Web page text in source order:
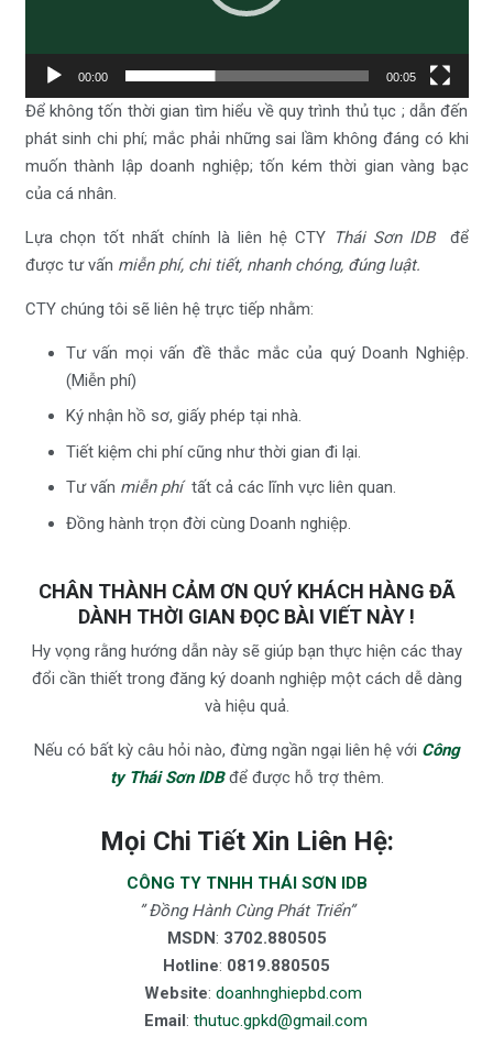
00:00 00:05
Để không tốn thời gian tìm hiểu về quy trình thủ tục ; dẫn đến
phát sinh chi phí; mắc phải những sai lầm không đáng có khi
muốn thành lập doanh nghiệp; tốn kém thời gian vàng bạc
của cá nhân.
Lựa chọn tốt nhất chính là liên hệ CTY Thái Sơn IDBđể
được tư vấn miễn phí, chi tiết, nhanh chóng, đúng luật.
CTY chúng tôi sẽ liên hệ trực tiếp nhằm:
Tư vấn mọi vấn đề thắc mắc của quý Doanh Nghiệp.
(Miễn phí)
Ký nhận hồ sơ, giấy phép tại nhà.
Tiết kiệm chi phí cũng như thời gian đi lại.
Tư vấn miễn phítất cả các lĩnh vực liên quan.
Đồng hành trọn đời cùng Doanh nghiệp.
CHÂN THÀNH CẢM ƠN QUÝ KHÁCH HÀNG ĐÃ
DÀNH THỜI GIAN ĐỌC BÀI VIẾT NÀY !
Hy vọng rằng hướng dẫn này sẽ giúp bạn thực hiện các thay
đổi cần thiết trong đăng ký doanh nghiệp một cách dễ dàng
và hiệu quả.
Nếu có bất kỳ câu hỏi nào, đừng ngần ngại liên hệ với Công
ty Thái Sơn IDBđể được hỗ trợ thêm.
Mọi Chi Tiết Xin Liên Hệ:
CÔNG TY TNHH THÁI SƠN IDB
” Đồng Hành Cùng Phát Triển”
MSDN: 3702.880505
Hotline: 0819.880505
Website: doanhnghiepbd.com
Email: thutuc.gpkd@gmail.com